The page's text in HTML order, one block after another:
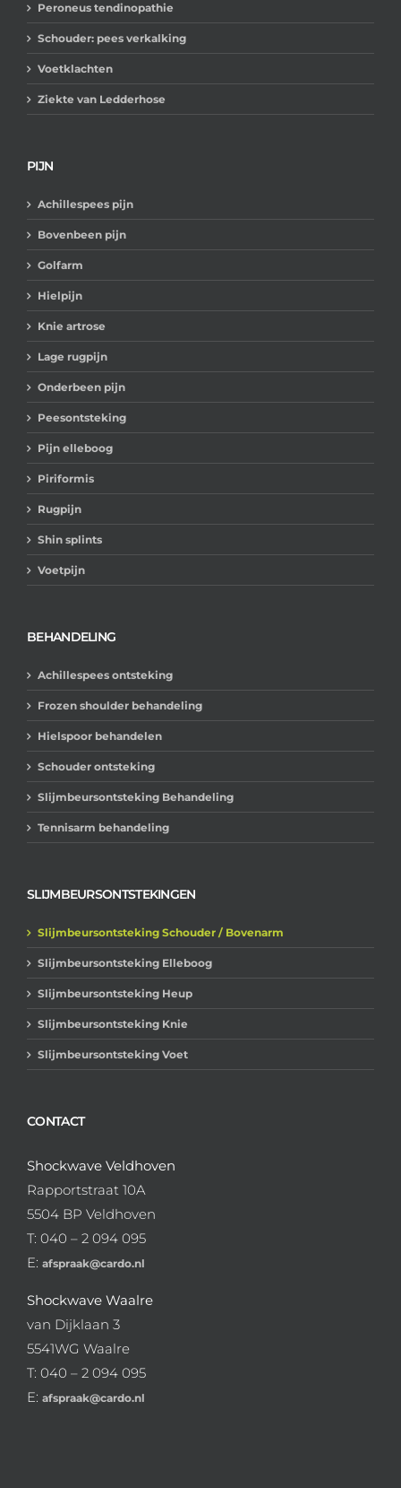
Peroneus tendinopathie
Schouder: pees verkalking
Voetklachten
Ziekte van Ledderhose
PIJN
Achillespees pijn
Bovenbeen pijn
Golfarm
Hielpijn
Knie artrose
Lage rugpijn
Onderbeen pijn
Peesontsteking
Pijn elleboog
Piriformis
Rugpijn
Shin splints
Voetpijn
BEHANDELING
Achillespees ontsteking
Frozen shoulder behandeling
Hielspoor behandelen
Schouder ontsteking
Slijmbeursontsteking Behandeling
Tennisarm behandeling
SLIJMBEURSONTSTEKINGEN
Slijmbeursontsteking Schouder / Bovenarm
Slijmbeursontsteking Elleboog
Slijmbeursontsteking Heup
Slijmbeursontsteking Knie
Slijmbeursontsteking Voet
CONTACT
Shockwave Veldhoven
Rapportstraat 10A
5504 BP Veldhoven
T: 040 – 2 094 095
E: afspraak@cardo.nl
Shockwave Waalre
van Dijklaan 3
5541WG Waalre
T: 040 – 2 094 095
E: afspraak@cardo.nl